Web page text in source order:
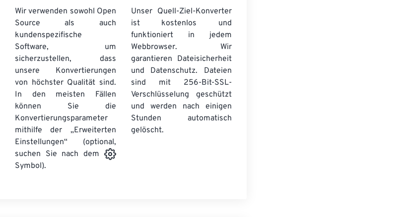
Wir verwenden sowohl Open
Source als auch
kundenspezifische
Software, um
sicherzustellen, dass
unsere Konvertierungen
von höchster Qualität sind.
In den meisten Fällen
können Sie die
Konvertierungsparameter
mithilfe der „Erweiterten
Einstellungen“ (optional,
suchen Sie nach dem
Symbol).
Unser Quell-Ziel-Konverter
ist kostenlos und
funktioniert in jedem
Webbrowser. Wir
garantieren Dateisicherheit
und Datenschutz. Dateien
sind mit 256-Bit-SSL-
Verschlüsselung geschützt
und werden nach einigen
Stunden automatisch
gelöscht.